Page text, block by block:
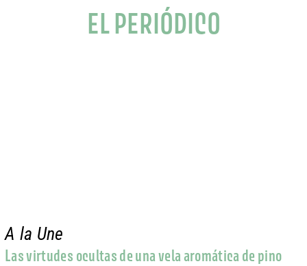
EL PERIÓDICO
A la Une
Las virtudes ocultas de una vela aromática de pino